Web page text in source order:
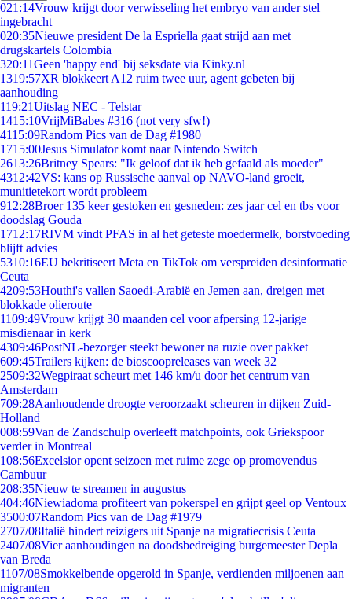
021:14Vrouw krijgt door verwisseling het embryo van ander stel
ingebracht
020:35Nieuwe president De la Espriella gaat strijd aan met
drugskartels Colombia
320:11Geen 'happy end' bij seksdate via Kinky.nl
1319:57XR blokkeert A12 ruim twee uur, agent gebeten bij
aanhouding
119:21Uitslag NEC - Telstar
1415:10VrijMiBabes #316 (not very sfw!)
4115:09Random Pics van de Dag #1980
1715:00Jesus Simulator komt naar Nintendo Switch
2613:26Britney Spears: "Ik geloof dat ik heb gefaald als moeder"
4312:42VS: kans op Russische aanval op NAVO-land groeit,
munitietekort wordt probleem
912:28Broer 135 keer gestoken en gesneden: zes jaar cel en tbs voor
doodslag Gouda
1712:17RIVM vindt PFAS in al het geteste moedermelk, borstvoeding
blijft advies
5310:16EU bekritiseert Meta en TikTok om verspreiden desinformatie
Ceuta
4209:53Houthi's vallen Saoedi-Arabië en Jemen aan, dreigen met
blokkade olieroute
1109:49Vrouw krijgt 30 maanden cel voor afpersing 12-jarige
misdienaar in kerk
4309:46PostNL-bezorger steekt bewoner na ruzie over pakket
609:45Trailers kijken: de bioscoopreleases van week 32
2509:32Wegpiraat scheurt met 146 km/u door het centrum van
Amsterdam
709:28Aanhoudende droogte veroorzaakt scheuren in dijken Zuid-
Holland
008:59Van de Zandschulp overleeft matchpoints, ook Griekspoor
verder in Montreal
108:56Excelsior opent seizoen met ruime zege op promovendus
Cambuur
208:35Nieuw te streamen in augustus
404:46Niewiadoma profiteert van pokerspel en grijpt geel op Ventoux
3500:07Random Pics van de Dag #1979
2707/08Italië hindert reizigers uit Spanje na migratiecrisis Ceuta
2407/08Vier aanhoudingen na doodsbedreiging burgemeester Depla
van Breda
1107/08Smokkelbende opgerold in Spanje, verdienden miljoenen aan
migranten